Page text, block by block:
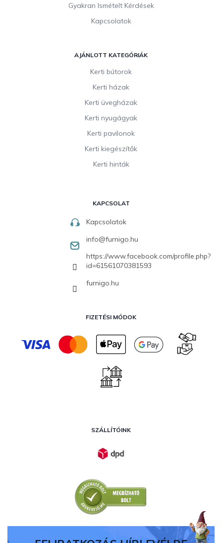
Gyakran Ismételt Kérdések
Kapcsolatok
AJÁNLOTT KATEGÓRIÁK
Kerti bútorok
Kerti házak
Kerti üvegházak
Kerti nyugágyak
Kerti pavilonok
Kerti kiegészítők
Kerti hinták
KAPCSOLAT
Kapcsolatok
info@furnigo.hu
https://www.facebook.com/profile.php?
id=61561070381593
furnigo.hu
FIZETÉSI MÓDOK
SZÁLLÍTÓINK